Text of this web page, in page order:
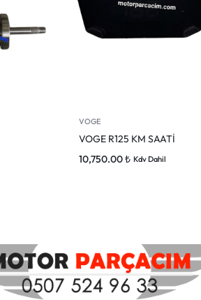
VOGE
VOGE R125 KM SAATİ
10,750.00₺ Kdv Dahil